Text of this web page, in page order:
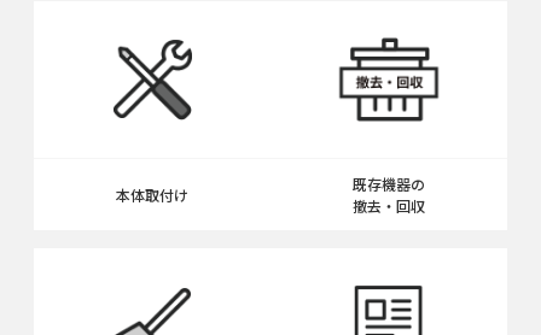
本体取付け
既存機器の
撤去・回収